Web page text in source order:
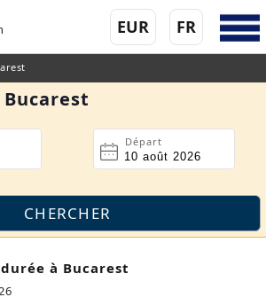
FR
EUR
Départ
à Bucarest